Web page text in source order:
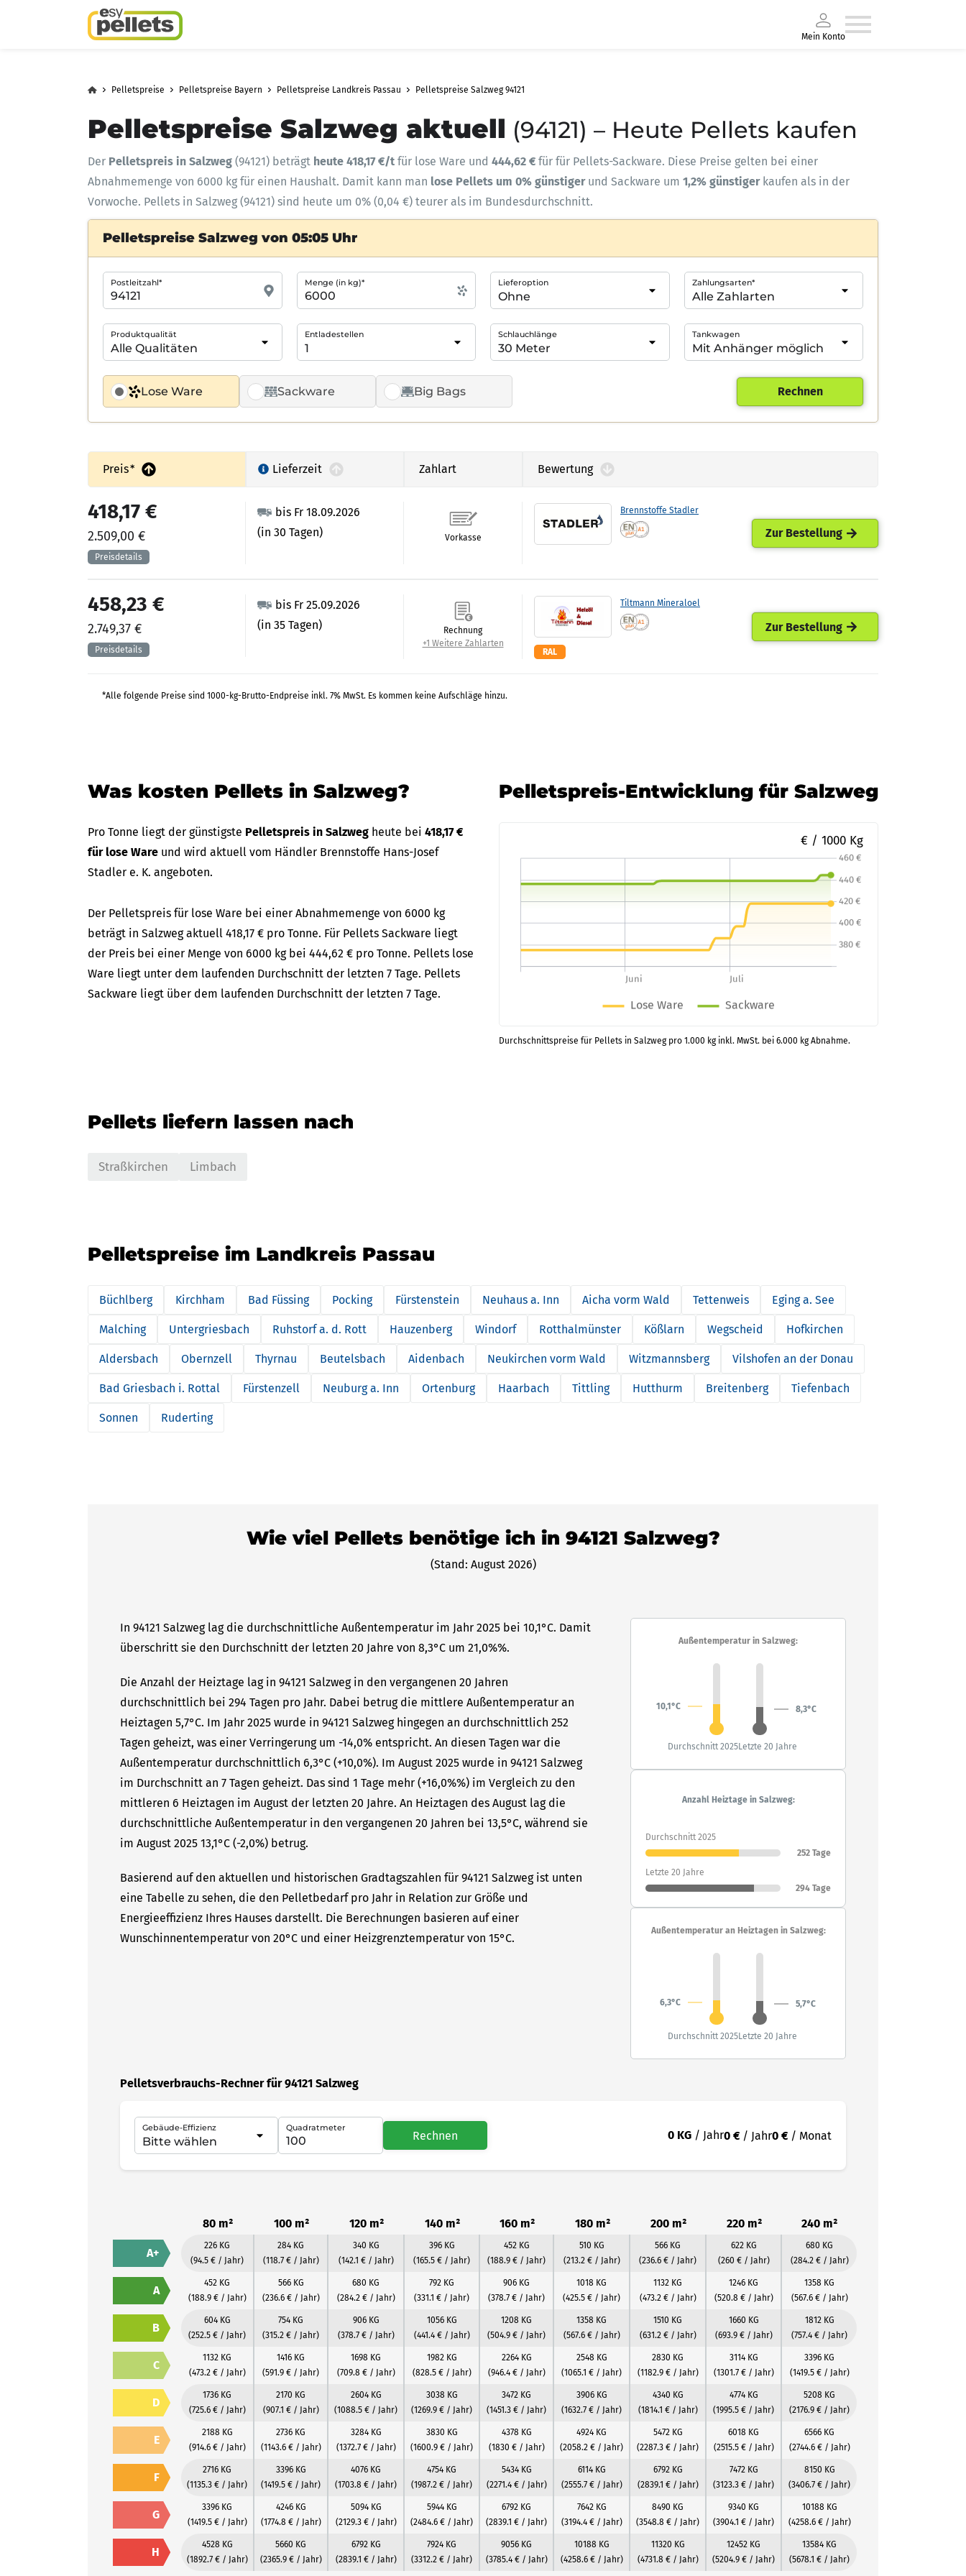
Mein Konto
Pelletspreise Pelletspreise Bayern Pelletspreise Landkreis Passau Pelletspreise Salzweg 94121
Pelletspreise Salzweg aktuell (94121) – Heute Pellets kaufen
Der Pelletspreis in Salzweg (94121) beträgt heute 418,17 €/t für lose Ware und 444,62 € für für Pellets-Sackware. Diese Preise gelten bei einer
Abnahmemenge von 6000 kg für einen Haushalt. Damit kann man lose Pellets um 0% günstiger und Sackware um 1,2% günstigerkaufen als in der
Vorwoche. Pellets in Salzweg (94121) sind heute um 0% (0,04 €) teurer als im Bundesdurchschnitt.
Pelletspreise Salzweg von 05:05 Uhr
Lose Ware Sackware Big Bags
Postleitzahl* Menge (in kg)* Lieferoption Zahlungsarten*
Produktqualität Entladestellen Schlauchlänge Tankwagen
Rechnen
Preis* Lieferzeit Zahlart Bewertung
Brennstoffe Stadler
bis Fr 18.09.2026
(in 30 Tagen)
418,17 €
2.509,00 € Vorkasse Zur Bestellung
Tiltmann Mineraloel
RAL
bis Fr 25.09.2026
(in 35 Tagen)
458,23 €
2.749,37 €
Rechnung
+1 Weitere Zahlarten
Zur Bestellung
*Alle folgende Preise sind 1000-kg-Brutto-Endpreise inkl. 7% MwSt. Es kommen keine Aufschläge hinzu.
Was kosten Pellets in Salzweg?
Pro Tonne liegt der günstigste Pelletspreis in Salzweg heute bei 418,17 €
für lose Ware und wird aktuell vom Händler Brennstoffe Hans-Josef
Stadler e. K. angeboten.
Der Pelletspreis für lose Ware bei einer Abnahmemenge von 6000 kg
beträgt in Salzweg aktuell 418,17 € pro Tonne. Für Pellets Sackware liegt
der Preis bei einer Menge von 6000 kg bei 444,62 € pro Tonne. Pellets lose
Ware liegt unter dem laufenden Durchschnitt der letzten 7 Tage. Pellets
Sackware liegt über dem laufenden Durchschnitt der letzten 7 Tage.
Pelletspreis-Entwicklung für Salzweg
€ / 1000 Kg
Durchschnittspreise für Pellets in Salzweg pro 1.000 kg inkl. MwSt. bei 6.000 kg Abnahme.
Pellets liefern lassen nach
Straßkirchen Limbach
Pelletspreise im Landkreis Passau
Büchlberg Kirchham Bad Füssing Pocking Fürstenstein Neuhaus a. Inn Aicha vorm Wald Tettenweis Eging a. See
Malching Untergriesbach Ruhstorf a. d. Rott Hauzenberg Windorf Rotthalmünster Kößlarn Wegscheid Hofkirchen
Aldersbach Obernzell Thyrnau Beutelsbach Aidenbach Neukirchen vorm Wald Witzmannsberg Vilshofen an der Donau
Bad Griesbach i. Rottal Fürstenzell Neuburg a. Inn Ortenburg Haarbach Tittling Hutthurm Breitenberg Tiefenbach
Sonnen Ruderting
Wie viel Pellets benötige ich in 94121 Salzweg?
(Stand: August 2026)
In 94121 Salzweg lag die durchschnittliche Außentemperatur im Jahr 2025 bei 10,1°C. Damit
überschritt sie den Durchschnitt der letzten 20 Jahre von 8,3°C um 21,0%%.
Die Anzahl der Heiztage lag in 94121 Salzweg in den vergangenen 20 Jahren
durchschnittlich bei 294 Tagen pro Jahr. Dabei betrug die mittlere Außentemperatur an
Heiztagen 5,7°C. Im Jahr 2025 wurde in 94121 Salzweg hingegen an durchschnittlich 252
Tagen geheizt, was einer Verringerung um -14,0% entspricht. An diesen Tagen war die
Außentemperatur durchschnittlich 6,3°C (+10,0%). Im August 2025 wurde in 94121 Salzweg
im Durchschnitt an 7 Tagen geheizt. Das sind 1 Tage mehr (+16,0%%) im Vergleich zu den
mittleren 6 Heiztagen im August der letzten 20 Jahre. An Heiztagen des August lag die
durchschnittliche Außentemperatur in den vergangenen 20 Jahren bei 13,5°C, während sie
im August 2025 13,1°C (-2,0%) betrug.
Basierend auf den aktuellen und historischen Gradtagszahlen für 94121 Salzweg ist unten
eine Tabelle zu sehen, die den Pelletbedarf pro Jahr in Relation zur Größe und
Energieeffizienz Ihres Hauses darstellt. Die Berechnungen basieren auf einer
Wunschinnentemperatur von 20°C und einer Heizgrenztemperatur von 15°C.
Außentemperatur in Salzweg:
10,1°C 8,3°C
Durchschnitt 2025Letzte 20 Jahre
Anzahl Heiztage in Salzweg:
Durchschnitt 2025
252 Tage
Letzte 20 Jahre
294 Tage
Außentemperatur an Heiztagen in Salzweg:
6,3°C 5,7°C
Durchschnitt 2025Letzte 20 Jahre
Pelletsverbrauchs-Rechner für 94121 Salzweg
Gebäude-Effizienz Quadratmeter
Rechnen 0 KG / Jahr0 € / Jahr0 € / Monat
80 m² 100 m² 120 m² 140 m² 160 m² 180 m² 200 m² 220 m² 240 m²
A+
226 KG
(94.5 € / Jahr)
284 KG
(118.7 € / Jahr)
340 KG
(142.1 € / Jahr)
396 KG
(165.5 € / Jahr)
452 KG
(188.9 € / Jahr)
510 KG
(213.2 € / Jahr)
566 KG
(236.6 € / Jahr)
622 KG
(260 € / Jahr)
680 KG
(284.2 € / Jahr)
A
452 KG
(188.9 € / Jahr)
566 KG
(236.6 € / Jahr)
680 KG
(284.2 € / Jahr)
792 KG
(331.1 € / Jahr)
906 KG
(378.7 € / Jahr)
1018 KG
(425.5 € / Jahr)
1132 KG
(473.2 € / Jahr)
1246 KG
(520.8 € / Jahr)
1358 KG
(567.6 € / Jahr)
B
604 KG
(252.5 € / Jahr)
754 KG
(315.2 € / Jahr)
906 KG
(378.7 € / Jahr)
1056 KG
(441.4 € / Jahr)
1208 KG
(504.9 € / Jahr)
1358 KG
(567.6 € / Jahr)
1510 KG
(631.2 € / Jahr)
1660 KG
(693.9 € / Jahr)
1812 KG
(757.4 € / Jahr)
C
1132 KG
(473.2 € / Jahr)
1416 KG
(591.9 € / Jahr)
1698 KG
(709.8 € / Jahr)
1982 KG
(828.5 € / Jahr)
2264 KG
(946.4 € / Jahr)
2548 KG
(1065.1 € / Jahr)
2830 KG
(1182.9 € / Jahr)
3114 KG
(1301.7 € / Jahr)
3396 KG
(1419.5 € / Jahr)
D
1736 KG
(725.6 € / Jahr)
2170 KG
(907.1 € / Jahr)
2604 KG
(1088.5 € / Jahr)
3038 KG
(1269.9 € / Jahr)
3472 KG
(1451.3 € / Jahr)
3906 KG
(1632.7 € / Jahr)
4340 KG
(1814.1 € / Jahr)
4774 KG
(1995.5 € / Jahr)
5208 KG
(2176.9 € / Jahr)
E
2188 KG
(914.6 € / Jahr)
2736 KG
(1143.6 € / Jahr)
3284 KG
(1372.7 € / Jahr)
3830 KG
(1600.9 € / Jahr)
4378 KG
(1830 € / Jahr)
4924 KG
(2058.2 € / Jahr)
5472 KG
(2287.3 € / Jahr)
6018 KG
(2515.5 € / Jahr)
6566 KG
(2744.6 € / Jahr)
F
2716 KG
(1135.3 € / Jahr)
3396 KG
(1419.5 € / Jahr)
4076 KG
(1703.8 € / Jahr)
4754 KG
(1987.2 € / Jahr)
5434 KG
(2271.4 € / Jahr)
6114 KG
(2555.7 € / Jahr)
6792 KG
(2839.1 € / Jahr)
7472 KG
(3123.3 € / Jahr)
8150 KG
(3406.7 € / Jahr)
G
3396 KG
(1419.5 € / Jahr)
4246 KG
(1774.8 € / Jahr)
5094 KG
(2129.3 € / Jahr)
5944 KG
(2484.6 € / Jahr)
6792 KG
(2839.1 € / Jahr)
7642 KG
(3194.4 € / Jahr)
8490 KG
(3548.8 € / Jahr)
9340 KG
(3904.1 € / Jahr)
10188 KG
(4258.6 € / Jahr)
H
4528 KG
(1892.7 € / Jahr)
5660 KG
(2365.9 € / Jahr)
6792 KG
(2839.1 € / Jahr)
7924 KG
(3312.2 € / Jahr)
9056 KG
(3785.4 € / Jahr)
10188 KG
(4258.6 € / Jahr)
11320 KG
(4731.8 € / Jahr)
12452 KG
(5204.9 € / Jahr)
13584 KG
(5678.1 € / Jahr)